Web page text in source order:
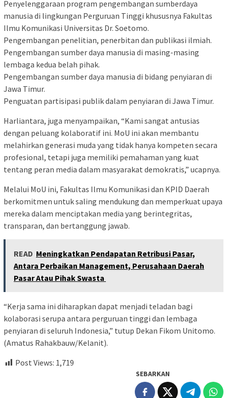
Penyelenggaraan program pengembangan sumberdaya
manusia di lingkungan Perguruan Tinggi khususnya Fakultas
Ilmu Komunikasi Universitas Dr. Soetomo.
Pengembangan penelitian, penerbitan dan publikasi ilmiah.
Pengembangan sumber daya manusia di masing-masing
lembaga kedua belah pihak.
Pengembangan sumber daya manusia di bidang penyiaran di
Jawa Timur.
Penguatan partisipasi publik dalam penyiaran di Jawa Timur.
Harliantara, juga menyampaikan, “Kami sangat antusias
dengan peluang kolaboratif ini. MoU ini akan membantu
melahirkan generasi muda yang tidak hanya kompeten secara
profesional, tetapi juga memiliki pemahaman yang kuat
tentang peran media dalam masyarakat demokratis,” ucapnya.
Melalui MoU ini, Fakultas Ilmu Komunikasi dan KPID Daerah
berkomitmen untuk saling mendukung dan memperkuat upaya
mereka dalam menciptakan media yang berintegritas,
transparan, dan bertanggung jawab.
READ Meningkatkan Pendapatan Retribusi Pasar,
Antara Perbaikan Management, Perusahaan Daerah
Pasar Atau Pihak Swasta
“Kerja sama ini diharapkan dapat menjadi teladan bagi
kolaborasi serupa antara perguruan tinggi dan lembaga
penyiaran di seluruh Indonesia,” tutup Dekan Fikom Unitomo.
(Amatus Rahakbauw/Kelanit).
Post Views: 1,719
SEBARKAN